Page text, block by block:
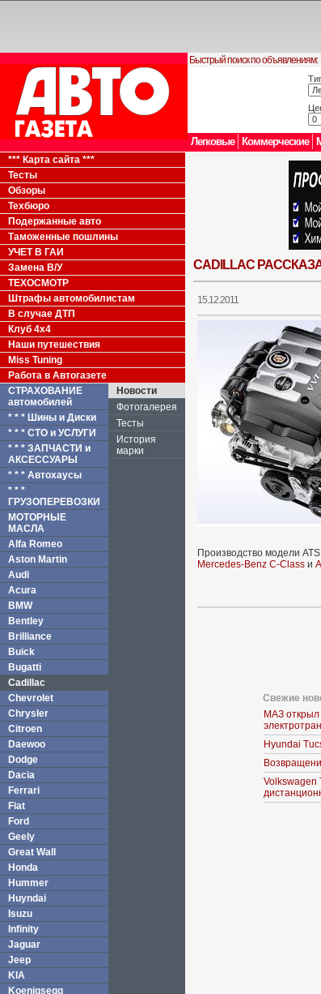
Быстрый поиск по объявлениям:
Легковые Коммерческие
*** Карта сайта ***
Тесты
Обзоры
Техбюро
Подержанные авто
Таможенные пошлины
УЧЕТ В ГАИ
Замена В/У
ТЕХОСМОТР
Штрафы автомобилистам
В случае ДТП
Клуб 4x4
Наши путешествия
Miss Tuning
Работа в Автогазете
СТРАХОВАНИЕ
автомобилей
* * * Шины и Диски
* * * СТО и УСЛУГИ
* * * ЗАПЧАСТИ и
АКСЕССУАРЫ
* * * Автохаусы
* * *
ГРУЗОПЕРЕВОЗКИ
МОТОРНЫЕ
МАСЛА
Alfa Romeo
Aston Martin
Audi
Acura
BMW
Bentley
Brilliance
Buick
Bugatti
Cadillac
Chevrolet
Chrysler
Citroen
Daewoo
Dodge
Dacia
Ferrari
Fiat
Ford
Geely
Great Wall
Honda
Hummer
Huyndai
Isuzu
Infinity
Jaguar
Jeep
KIA
Koenigsegg
Новости
Фотогалерея
Тесты
История
марки
CADILLAC
15.12.2011
Производство модели
Mercedes-Benz C-Class и
Свежие
МАЗ открыл
Hyundai
Volkswagen